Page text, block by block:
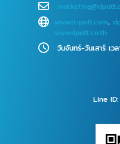
www.d-patt.com,
www.dpatt.co.th
วันจันทร์-วันเสาร์ เ
Line